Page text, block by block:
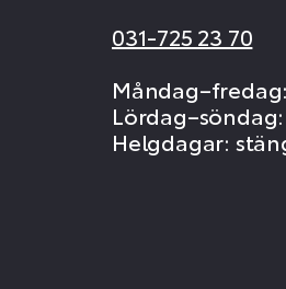
031-725 23 70
Helgdagar: